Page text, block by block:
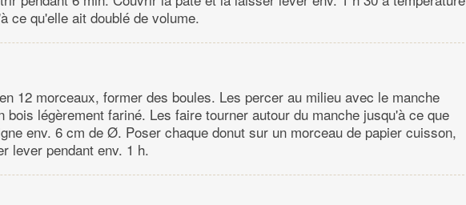
ce qu'elle ait doublé de volume.
12 morceaux, former des boules. Les percer au milieu avec le manche
bois légèrement fariné. Les faire tourner autour du manche jusqu'à ce que
env. 6 cm de Ø. Poser chaque donut sur un morceau de papier cuisson,
lever pendant env. 1 h.